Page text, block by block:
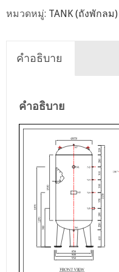
หมวดหมู่: TANK (ถังพักลม)
คำอธิบาย
คำอธิบาย